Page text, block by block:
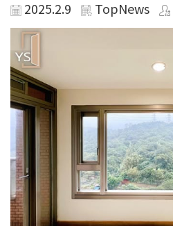
2025.2.9 TopNews